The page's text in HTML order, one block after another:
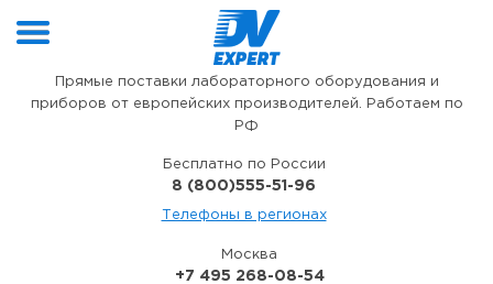
Прямые поставки лабораторного оборудования и
приборов от европейских производителей. Работаем по
РФ
Бесплатно по России
8 (800)555-51-96
Телефоны в регионах
Москва
+7 495 268-08-54